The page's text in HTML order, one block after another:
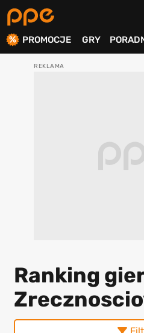
PROMOCJE GRY
Ranking